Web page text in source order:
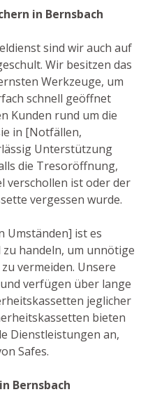
in Bernsbach
sind wir auch auf
Wir besitzen das
Werkzeuge, um
schnell geöffnet
Kunden rund um die
in [Notfällen,
Unterstützung
die Tresoröffnung,
verschollen ist oder der
vergessen wurde.
Umständen] ist es
handeln, um unnötige
vermeiden. Unsere
verfügen über lange
jeglicher
bieten
Dienstleistungen an,
Safes.
Bernsbach